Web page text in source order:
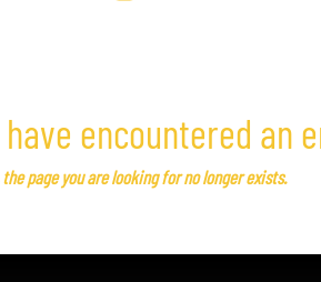
have encountered an
the page you are looking for no longer exists.